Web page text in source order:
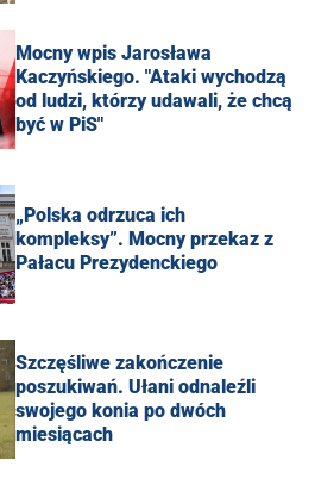
Mocny wpis Jarosława
Kaczyńskiego. "Ataki wychodzą
od ludzi, którzy udawali, że chcą
być w PiS"
„Polska odrzuca ich
kompleksy”. Mocny przekaz z
Pałacu Prezydenckiego
Szczęśliwe zakończenie
poszukiwań. Ułani odnaleźli
swojego konia po dwóch
miesiącach